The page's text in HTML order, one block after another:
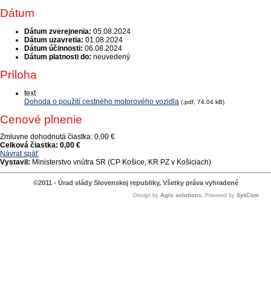
Dátum
Dátum zverejnenia: 05.08.2024
Dátum uzavretia: 01.08.2024
Dátum účinnosti: 06.08.2024
Dátum platnosti do: neuvedený
Príloha
text
Dohoda o použití cestného motorového vozidla (.pdf, 74.04 kB)
Cenové plnenie
Zmluvne dohodnutá čiastka: 0,00 €
Celková čiastka: 0,00 €
Návrat späť
Vystavil: Ministerstvo vnútra SR (CP Košice, KR PZ v Košiciach)
©2011 - Úrad vlády Slovenskej republiky, Všetky práva vyhradené
Design by Aglo solutions, Powered by SysCom